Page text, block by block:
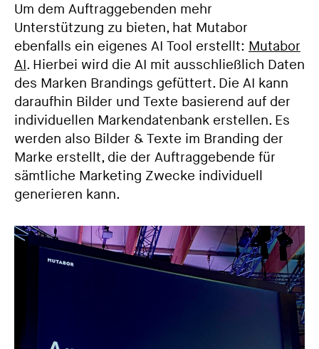
Um dem Auftraggebenden mehr
Unterstützung zu bieten, hat Mutabor
ebenfalls ein eigenes AI Tool erstellt: Mutabor
AI. Hierbei wird die AI mit ausschließlich Daten
des Marken Brandings gefüttert. Die AI kann
daraufhin Bilder und Texte basierend auf der
individuellen Markendatenbank erstellen. Es
werden also Bilder & Texte im Branding der
Marke erstellt, die der Auftraggebende für
sämtliche Marketing Zwecke individuell
generieren kann.